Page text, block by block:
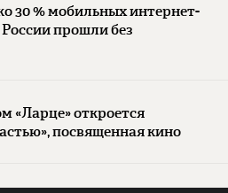
30 % мобильных интернет-
прошли без
«Ларце» откроется
посвященная кино